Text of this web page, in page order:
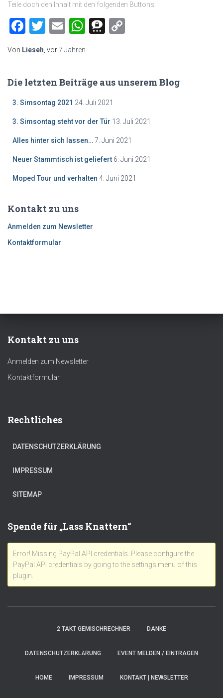
Teile doch den Inhalt mit den folgenden Buttons:
Facebook
Twitter
EmailWhatsApp
Threema
Von Lieseh , vor7 Jahren
Die letzten Beiträge aus unserem Blog
3. Simsontag 2021 24. Juli 2021
3. Simsontag steht vor der Tür 13. Juli 2021
Alles hinter sich lassen… 7. Juni 2021
Neuer Stammtisch ist geliefert 6. Juni 2021
Moped Tour und verhalten 4. Juni 2021
Kontakt zu uns
Anmelden zum Newsletter
Kontaktformular
Kontakt zu uns
Anmelden zum Newsletter
Kontaktformular
Rechtliches
DATENSCHUTZERKLÄRUNG
IMPRESSUM
SITEMAP
Spende für „Lass Knattern“
Error! Missing PayPal API credentials. Please configure the
PayPal API credentials by going to the settings menu of this
plugin.
2 TAKT GEMISCHRECHNER DANKE
DATENSCHUTZERKLÄRUNG EVENT MELDEN / EINTRAGEN
HOME IMPRESSUM KONTAKT | NEWSLETTER